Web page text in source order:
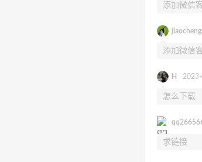
添加微信
添加微信
H
怎么下载
求链接